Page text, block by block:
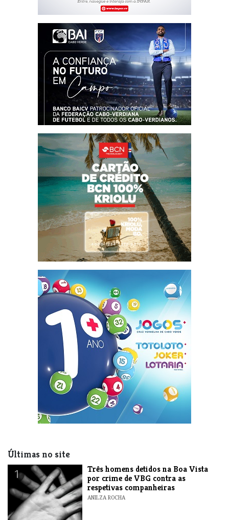
Últimas no site
1
Três homens detidos na Boa Vista
por crime de VBG contra as
respetivas companheiras
ANILZA ROCHA